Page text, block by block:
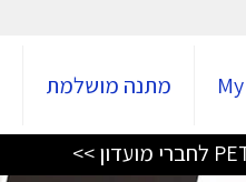
מתנה מושלמת